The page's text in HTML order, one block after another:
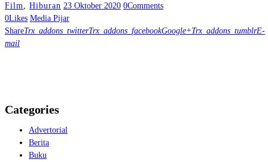
Film Hiburan 23 Oktober 2020 0Comments
0Likes Media Pijar
ShareTrx_addons_twitterTrx_addons_facebookGoogle+Trx_addons_tumblrE-
mail
Categories
Advertorial
Berita
Buku